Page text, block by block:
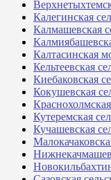
Калегинская
Калмашевская
Калтасинская
Кельтеевская
Киебаковская
Кокушевская
Кутеремская
Кучашевская